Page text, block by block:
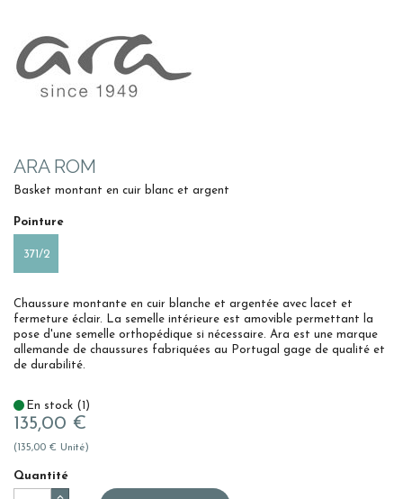
ARA ROM
Basket montant en cuir blanc et argent
Pointure
371/2
Chaussure montante en cuir blanche et argentée avec lacet et
fermeture éclair. La semelle intérieure est amovible permettant la
pose d'une semelle orthopédique si nécessaire. Ara est une marque
allemande de chaussures fabriquées au Portugal gage de qualité et
de durabilité.
En stock (1)
135,00 €
(135,00 € Unité)
Quantité